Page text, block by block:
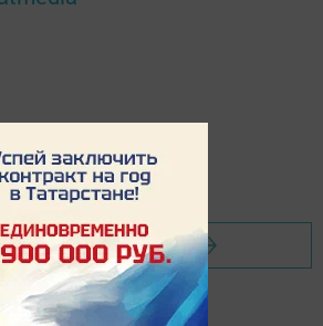
на страницу новости